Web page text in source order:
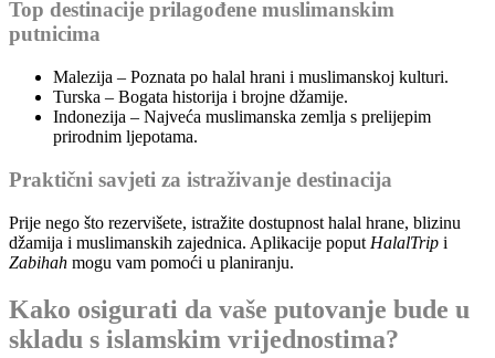
Top destinacije prilagođene muslimanskim
putnicima
Malezija – Poznata po halal hrani i muslimanskoj kulturi.
Turska – Bogata historija i brojne džamije.
Indonezija – Najveća muslimanska zemlja s prelijepim
prirodnim ljepotama.
Praktični savjeti za istraživanje destinacija
Prije nego što rezervišete, istražite dostupnost halal hrane, blizinu
džamija i muslimanskih zajednica. Aplikacije poput HalalTrip i
Zabihah mogu vam pomoći u planiranju.
Kako osigurati da vaše putovanje bude u
skladu s islamskim vrijednostima?